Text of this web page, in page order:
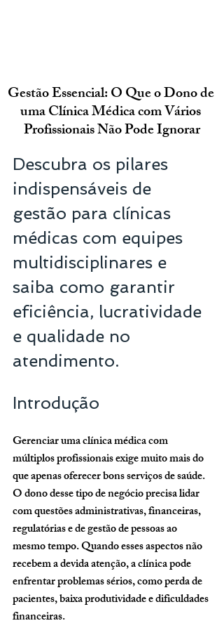
Gestão Essencial: O Que o Dono de
uma Clínica Médica com Vários
Profissionais Não Pode Ignorar
Descubra os pilares
indispensáveis de
gestão para clínicas
médicas com equipes
multidisciplinares e
saiba como garantir
eficiência, lucratividade
e qualidade no
atendimento.
Introdução
Gerenciar uma clínica médica com
múltiplos profissionais exige muito mais do
que apenas oferecer bons serviços de saúde.
O dono desse tipo de negócio precisa lidar
com questões administrativas, financeiras,
regulatórias e de gestão de pessoas ao
mesmo tempo. Quando esses aspectos não
recebem a devida atenção, a clínica pode
enfrentar problemas sérios, como perda de
pacientes, baixa produtividade e dificuldades
financeiras.